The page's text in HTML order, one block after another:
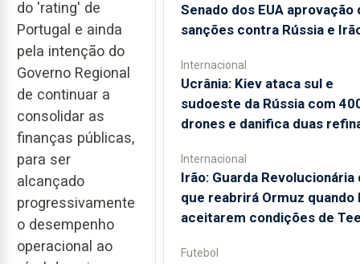
do 'rating' de
Portugal e ainda
pela intenção do
Governo Regional
de continuar a
consolidar as
finanças públicas,
para ser
alcançado
progressivamente
o desempenho
operacional ao
Senado dos EUA aprovação
sanções contra Rússia e
Internacional
Ucrânia: Kiev ataca sul e
sudoeste da Rússia com
drones e danifica duas
Internacional
Irão: Guarda Revolucionária
que reabrirá Ormuz quando
aceitarem condições de
Futebol